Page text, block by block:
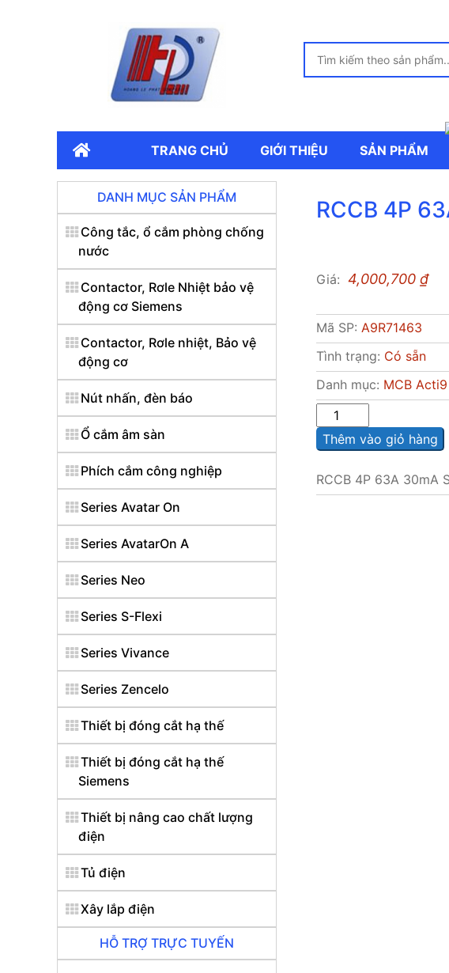
TRANG CHỦ GIỚI THIỆU SẢN PHẨM
DANH MỤC SẢN PHẨM
Công tắc, ổ cắm phòng chống
nước
Contactor, Rơle Nhiệt bảo vệ
động cơ Siemens
Contactor, Rơle nhiệt, Bảo vệ
động cơ
Nút nhấn, đèn báo
Ổ cắm âm sàn
Phích cắm công nghiệp
Series Avatar On
Series AvatarOn A
Series Neo
Series S-Flexi
Series Vivance
Series Zencelo
Thiết bị đóng cắt hạ thế
Thiết bị đóng cắt hạ thế
Siemens
Thiết bị nâng cao chất lượng
điện
Tủ điện
Xây lắp điện
HỖ TRỢ TRỰC TUYẾN
RCCB 4P
Giá: 4,000,700 ₫
Mã SP: A9R71463
Tình trạng: Có sẵn
Danh mục: MCB Acti9
lượng
Thêm vào giỏ hàng
RCCB 4P 63A 30mA